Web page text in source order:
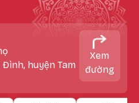
Đình, huyện Tam
Xem
đường